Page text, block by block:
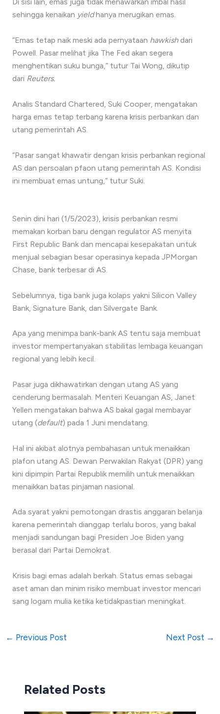
Di sisi lain, emas juga tidak menawarkan imbal hasil
sehingga kenaikan yieldhanya merugikan emas.
“Emas tetap naik meski ada pernyataan hawkishdari
Powell. Pasar melihat jika The Fed akan segera
menghentikan suku bunga,” tutur Tai Wong, dikutip
dari Reuters.
Analis Standard Chartered, Suki Cooper, mengatakan
harga emas tetap terbang karena krisis perbankan dan
utang pemerintah AS.
“Pasar sangat khawatir dengan krisis perbankan regional
AS dan persoalan pfaon utang pemerintah AS. Kondisi
ini membuat emas untung,” tutur Suki.
Senin dini hari (1/5/2023), krisis perbankan resmi
memakan korban baru dengan regulator AS menyita
First Republic Bank dan mencapai kesepakatan untuk
menjual sebagian besar operasinya kepada JPMorgan
Chase, bank terbesar di AS.
Sebelumnya, tiga bank juga kolaps yakni Silicon Valley
Bank, Signature Bank, dan Silvergate Bank.
Apa yang menimpa bank-bank AS tentu saja membuat
investor mempertanyakan stabilitas lembaga keuangan
regional yang lebih kecil.
Pasar juga dikhawatirkan dengan utang AS yang
cenderung bermasalah. Menteri Keuangan AS, Janet
Yellen mengatakan bahwa AS bakal gagal membayar
utang (default) pada 1 Juni mendatang.
Hal ini akibat alotnya pembahasan untuk menaikkan
plafon utang AS. Dewan Perwakilan Rakyat (DPR) yang
kini dipimpin Partai Republik memilih untuk menaikkan
menaikkan batas pinjaman nasional.
Ada syarat yakni pemotongan drastis anggaran belanja
karena pemerintah dianggap terlalu boros, yang bakal
menjadi sandungan bagi Presiden Joe Biden yang
berasal dari Partai Demokrat.
Krisis bagi emas adalah berkah. Status emas sebagai
aset aman dan minim risiko membuat investor mencari
sang logam mulia ketika ketidakpastian meningkat.
← Previous Post Next Post →
Related Posts